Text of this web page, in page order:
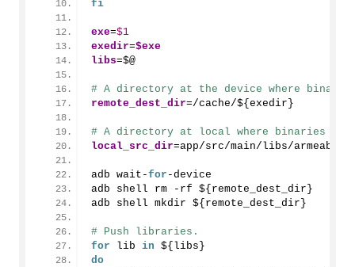
fi
exe=$1
exedir=$exe
libs=$@
# A directory at the device where
remote_dest_dir=/cache/${exedir}
# A directory at local where binaries
local_src_dir=app/src/main/libs/armeabi-
adb wait-for -device
adb shell rm -rf ${remote_dest_dir}
adb shell mkdir ${remote_dest_dir}
# Push libraries.
for lib in ${libs}
do